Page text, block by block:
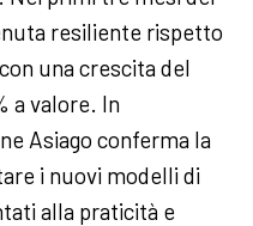
resiliente rispetto
una crescita del
a valore. In
Asiago conferma la
i nuovi modelli di
alla praticità e